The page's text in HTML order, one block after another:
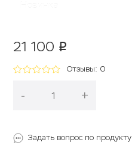
21 100 p
Отзывы: 0
- +
Задать вопрос по продукту